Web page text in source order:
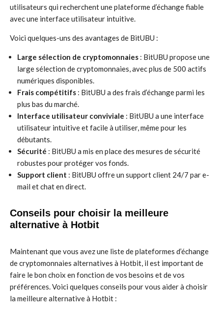
utilisateurs qui recherchent une plateforme d’échange fiable
avec une interface utilisateur intuitive.
Voici quelques-uns des avantages de BitUBU :
Large sélection de cryptomonnaies : BitUBU propose une
large sélection de cryptomonnaies, avec plus de 500 actifs
numériques disponibles.
Frais compétitifs : BitUBU a des frais d’échange parmi les
plus bas du marché.
Interface utilisateur conviviale : BitUBU a une interface
utilisateur intuitive et facile à utiliser, même pour les
débutants.
Sécurité : BitUBU a mis en place des mesures de sécurité
robustes pour protéger vos fonds.
Support client : BitUBU offre un support client 24/7 par e-
mail et chat en direct.
Conseils pour choisir la meilleure
alternative à Hotbit
Maintenant que vous avez une liste de plateformes d’échange
de cryptomonnaies alternatives à Hotbit, il est important de
faire le bon choix en fonction de vos besoins et de vos
préférences. Voici quelques conseils pour vous aider à choisir
la meilleure alternative à Hotbit :